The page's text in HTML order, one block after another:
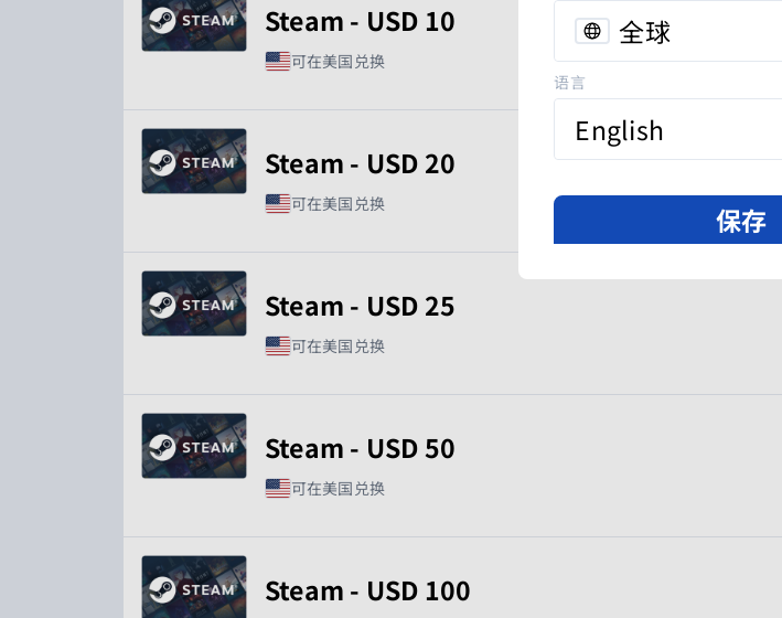
全球
语言
English
保存
Steam - USD 10
可在美国兑换
Steam - USD 20
可在美国兑换
Steam - USD 25
可在美国兑换
Steam - USD 50
可在美国兑换
Steam - USD 100